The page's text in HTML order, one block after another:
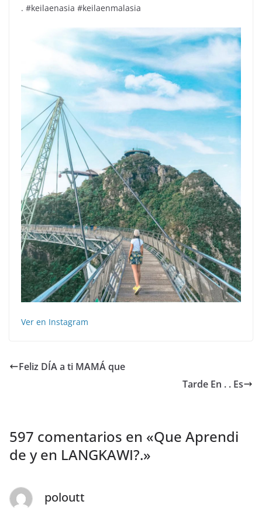
. #keilaenasia #keilaenmalasia
Ver en Instagram
Feliz DÍA a ti MAMÁ que
Tarde En ️. . Es
597 comentarios en «Que Aprendi
de y en LANGKAWI?.»
poloutt